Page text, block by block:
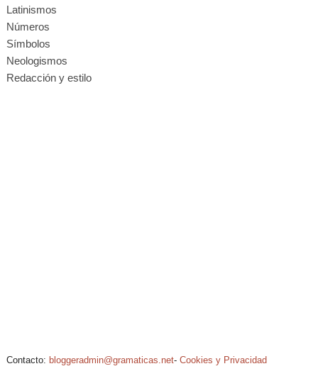
Latinismos
Números
Símbolos
Neologismos
Redacción y estilo
Contacto: bloggeradmin@gramaticas.net- Cookies y Privacidad